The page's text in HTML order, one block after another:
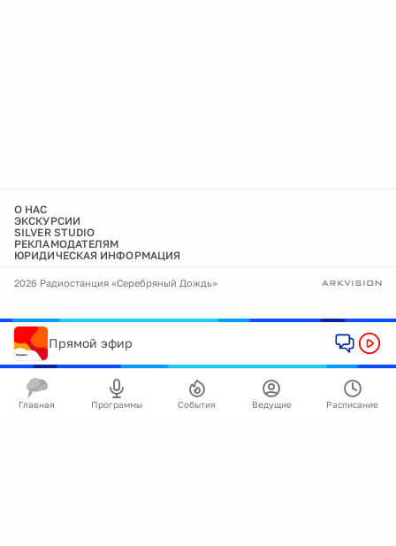
О НАС
ЭКСКУРСИИ
SILVER STUDIO
РЕКЛАМОДАТЕЛЯМ
ЮРИДИЧЕСКАЯ ИНФОРМАЦИЯ
2026 Радиостанция «Серебряный Дождь»
Прямой эфир
Главная Программы События Ведущие Расписание